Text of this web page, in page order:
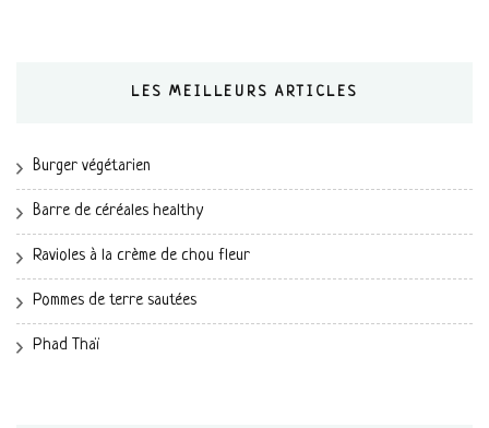
LES MEILLEURS ARTICLES
Burger végétarien
Barre de céréales healthy
Ravioles à la crème de chou fleur
Pommes de terre sautées
Phad Thaï